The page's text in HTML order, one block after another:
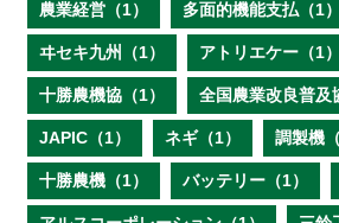
農業経営（1） 多面的機能支払（1）
ヰセキ九州（1） アトリエケー（1）
十勝農機協（1） 全国農業改良普及
JAPIC（1） ネギ（1） 調製機（
十勝農機（1） バッテリー（1）